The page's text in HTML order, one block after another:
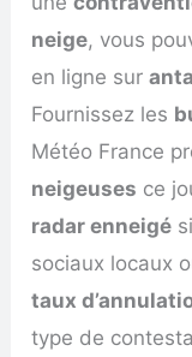
neige, vous
en ligne sur
Fournissez les
Météo France
neigeuses ce
radar enneigé
sociaux locaux
taux
type de